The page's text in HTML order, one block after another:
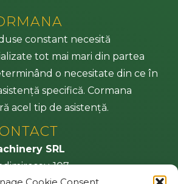
constant necesită
tot mai mari din partea
o necesitate din ce în
specifică. Cormana
acel tip de asistență.
SRL
107